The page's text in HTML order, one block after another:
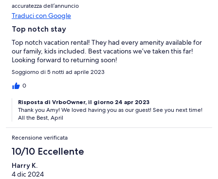
accuratezza dell’annuncio
Traduci con Google
Top notch stay
Top notch vacation rental! They had every amenity available for
our family, kids included. Best vacations we’ve taken this far!
Looking forward to returning soon!
Soggiorno di 5 notti ad aprile 2023
0
Risposta di VrboOwner, il giorno 24 apr 2023
Thank you Amy! We loved having you as our guest! See you next time!
All the Best, April
Recensione verificata
10/10 Eccellente
Harry K.
4 dic 2024